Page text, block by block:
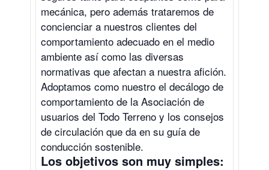
mecánica, pero además trataremos de
concienciar a nuestros clientes del
comportamiento adecuado en el medio
ambiente así como las diversas
normativas que afectan a nuestra afición.
Adoptamos como nuestro el decálogo de
comportamiento de la Asociación de
usuarios del Todo Terreno y los consejos
de circulación que da en su guía de
conducción sostenible.
Los objetivos son muy simples: